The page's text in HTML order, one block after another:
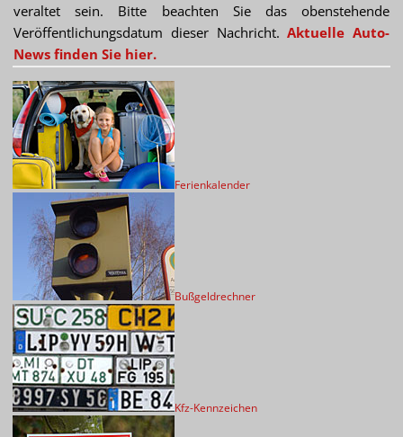
veraltet sein. Bitte beachten Sie das obenstehende
Veröffentlichungsdatum dieser Nachricht.Aktuelle Auto-
News finden Sie hier.
Ferienkalender
Bußgeldrechner
Kfz-Kennzeichen